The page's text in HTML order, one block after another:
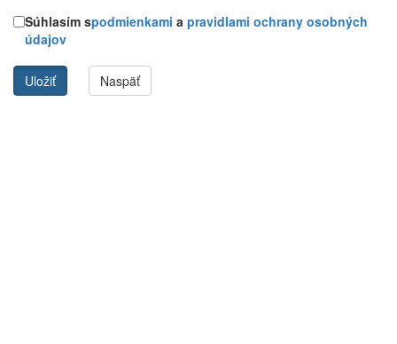
Súhlasím spodmienkami a pravidlami ochrany osobných
údajov
Uložiť Naspäť